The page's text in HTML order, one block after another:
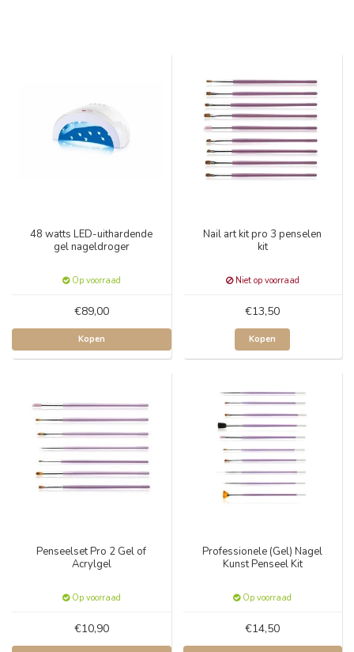
48 watts LED-uithardende
gel nageldroger
Op voorraad
€89,00
Kopen
Nail art kit pro 3 penselen
kit
Niet op voorraad
€13,50
Kopen
Penseelset Pro 2 Gel of
Acrylgel
Op voorraad
€10,90
Professionele (Gel) Nagel
Kunst Penseel Kit
Op voorraad
€14,50